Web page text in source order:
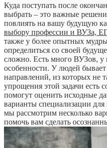
Куда поступать после
выбрать – это важные
повлиять на вашу будущую
выбору профессии и ВУЗа,
также у более опытных
определиться со своей
сложно. Есть много ВУЗов, у
особенности. У людей
направлений, из которых не
упрощения этой задачи есть
помогут оценить исходные
варианты специализации для
мы рассмотрим несколько
помочь вам сделать